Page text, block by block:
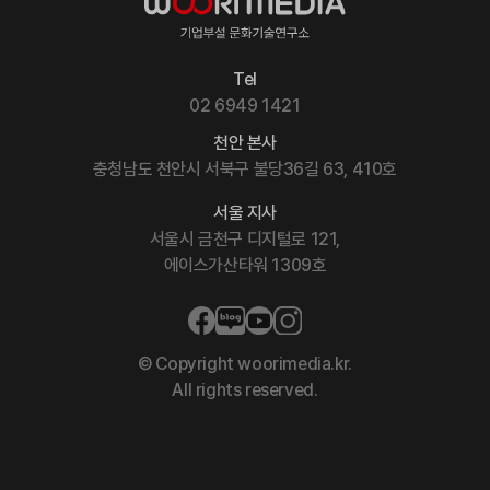
천안 본사
충청남도 천안시 서북구 불당36길 63, 410호
Tel
02 6949 1421
서울 지사
서울시 금천구 디지털로 121,
에이스가산타워 1309호
© Copyright woorimedia.kr.
All rights reserved.